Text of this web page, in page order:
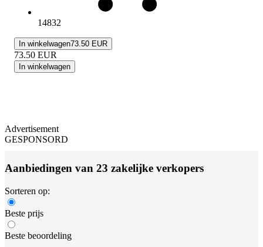
14832
In winkelwagen73.50 EUR
73.50 EUR
In winkelwagen
Advertisement
GESPONSORD
Aanbiedingen van 23 zakelijke verkopers
Sorteren op:
Beste prijs
Beste beoordeling